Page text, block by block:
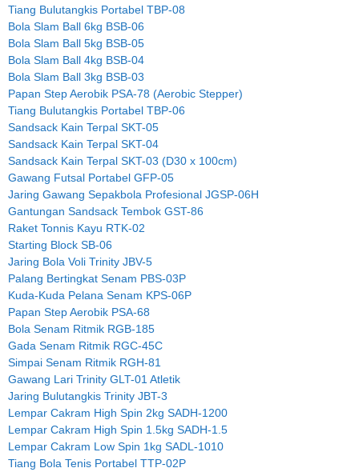
Tiang Bulutangkis Portabel TBP-08
Bola Slam Ball 6kg BSB-06
Bola Slam Ball 5kg BSB-05
Bola Slam Ball 4kg BSB-04
Bola Slam Ball 3kg BSB-03
Papan Step Aerobik PSA-78 (Aerobic Stepper)
Tiang Bulutangkis Portabel TBP-06
Sandsack Kain Terpal SKT-05
Sandsack Kain Terpal SKT-04
Sandsack Kain Terpal SKT-03 (D30 x 100cm)
Gawang Futsal Portabel GFP-05
Jaring Gawang Sepakbola Profesional JGSP-06H
Gantungan Sandsack Tembok GST-86
Raket Tonnis Kayu RTK-02
Starting Block SB-06
Jaring Bola Voli Trinity JBV-5
Palang Bertingkat Senam PBS-03P
Kuda-Kuda Pelana Senam KPS-06P
Papan Step Aerobik PSA-68
Bola Senam Ritmik RGB-185
Gada Senam Ritmik RGC-45C
Simpai Senam Ritmik RGH-81
Gawang Lari Trinity GLT-01 Atletik
Jaring Bulutangkis Trinity JBT-3
Lempar Cakram High Spin 2kg SADH-1200
Lempar Cakram High Spin 1.5kg SADH-1.5
Lempar Cakram Low Spin 1kg SADL-1010
Tiang Bola Tenis Portabel TTP-02P